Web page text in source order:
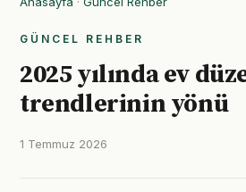
GÜNCEL REHBER
2025 yılında ev
trendlerinin yönü
1 Temmuz 2026